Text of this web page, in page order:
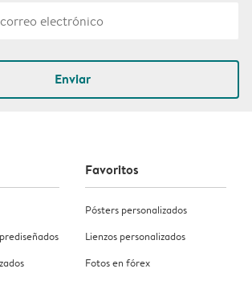
Enviar
Favoritos
Pósters personalizados
Lienzos personalizados
Fotos en fórex